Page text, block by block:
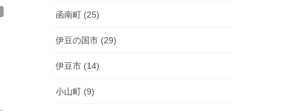
函南町 (25)
伊豆の国市 (29)
伊豆市 (14)
小山町 (9)